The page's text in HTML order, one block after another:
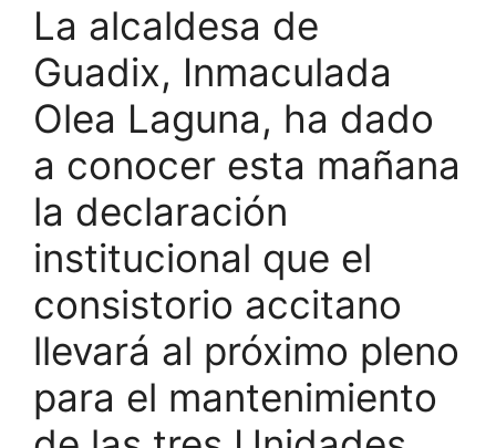
La alcaldesa de
Guadix, Inmaculada
Olea Laguna, ha dado
a conocer esta mañana
la declaración
institucional que el
consistorio accitano
llevará al próximo pleno
para el mantenimiento